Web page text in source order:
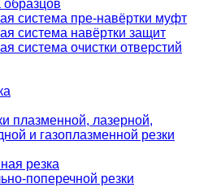
образцов
система пре-навёртки муфт
система навёртки защит
система очистки отверстий
плазменной, лазерной,
и газоплазменной резки
резка
поперечной резки